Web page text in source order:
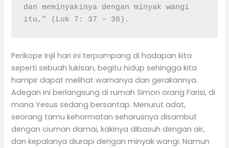
dan meminyakinya dengan minyak wangi
itu,” (Luk 7: 37 – 38).
Perikope Injil hari ini terpampang di hadapan kita
seperti sebuah lukisan, begitu hidup sehingga kita
hampir dapat melihat warnanya dan gerakannya.
Adegan ini berlangsung di rumah Simon orang Farisi, di
mana Yesus sedang bersantap. Menurut adat,
seorang tamu kehormatan seharusnya disambut
dengan ciuman damai, kakinya dibasuh dengan air,
dan kepalanya diurapi dengan minyak wangi. Namun